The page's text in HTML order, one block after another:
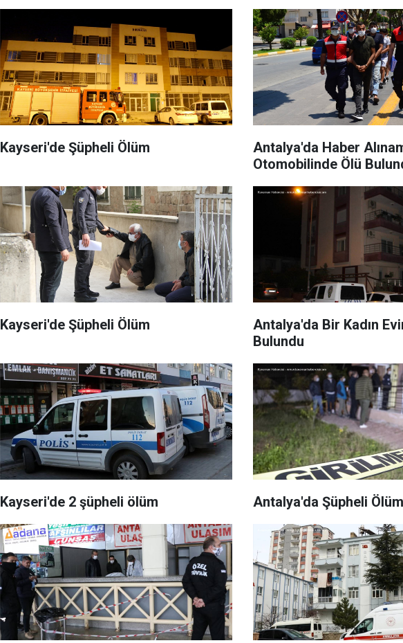
Kayseri'de Şüpheli Ölüm
Antalya'da Haber
Otomobilinde Ölü
Kayseri'de Şüpheli Ölüm
Antalya'da Bir Kadın
Bulundu
Kayseri'de 2 şüpheli ölüm Antalya'da Şüpheli Ölüm